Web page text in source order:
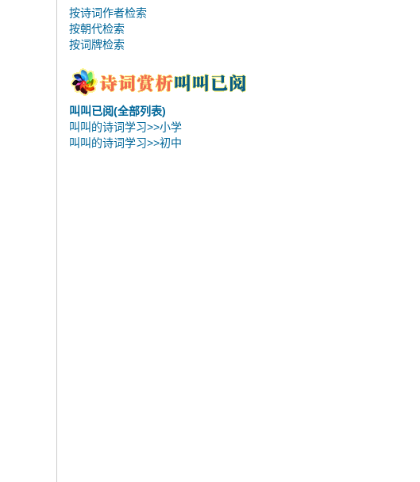
按诗词作者检索
按朝代检索
按词牌检索
叫叫已阅(全部列表)
叫叫的诗词学习>>小学
叫叫的诗词学习>>初中